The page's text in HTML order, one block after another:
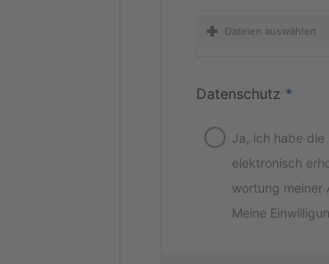
Datei­en auswählen
Daten­schutz *
Ja, ich habe die
elek­tro­nisch
wor­tung mei­ner
Mei­ne